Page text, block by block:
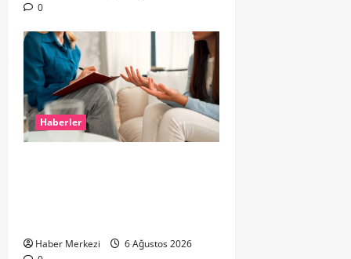
0
Haberler
Haber Merkezi
6 Ağustos 2026